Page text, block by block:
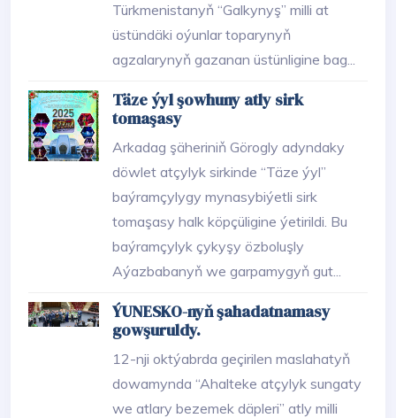
Türkmenistanyň “Galkynyş” milli at
üstündäki oýunlar toparynyň
agzalarynyň gazanan üstünligine bag...
Täze ýyl şowhuny atly sirk
tomaşasy
Arkadag şäheriniň Görogly adyndaky
döwlet atçylyk sirkinde “Täze ýyl”
baýramçylygy mynasybiýetli sirk
tomaşasy halk köpçüligine ýetirildi. Bu
baýramçylyk çykyşy özboluşly
Aýazbabanyň we garpamygyň gut...
ÝUNESKO-nyň şahadatnamasy
gowşuruldy.
12-nji oktýabrda geçirilen maslahatyň
dowamynda “Ahalteke atçylyk sungaty
we atlary bezemek däpleri” atly milli